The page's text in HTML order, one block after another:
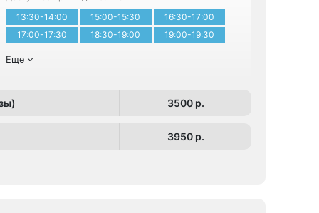
13:30-14:00
15:00-15:30
16:30-17:00
17:00-17:30
18:30-19:00 19:00-19:30
Еще
3500 p.
3950 p.